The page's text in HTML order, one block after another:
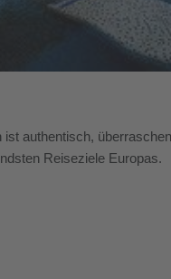
ist authentisch,
Reiseziele Europas.